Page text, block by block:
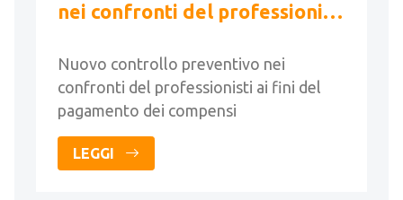
nei confronti del professionisti
compensi
Nuovo controllo preventivo nei
confronti del professionisti ai fini del
pagamento dei compensi
LEGGI